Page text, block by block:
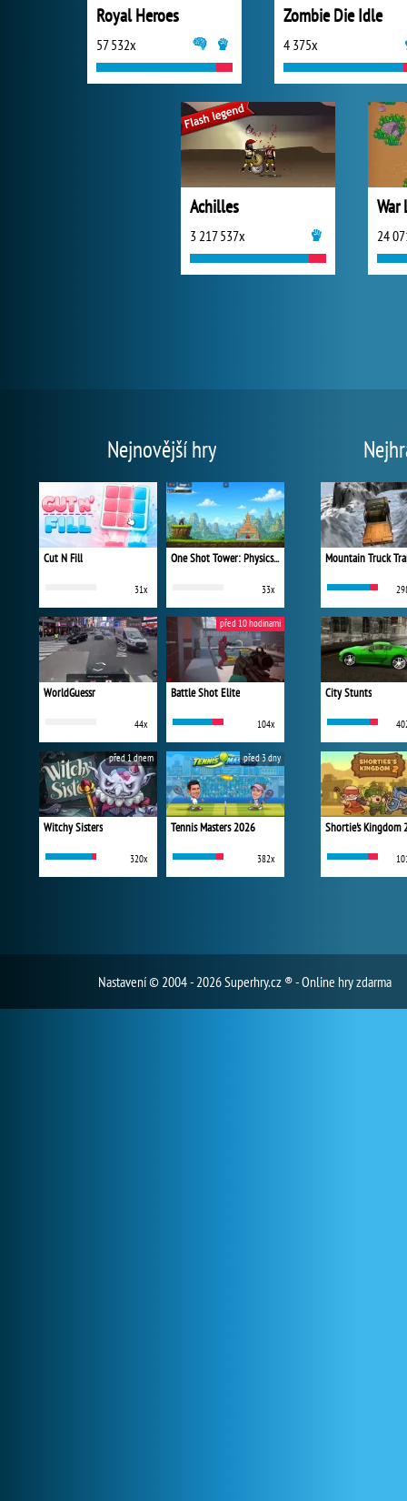
Royal Heroes
57 532x
Zombie Die Idle
4 375x
Achilles
3 217 537x
War
24
Nejnovější hry
Cut N Fill
31x
One Shot Tower: Physics Destroyer
33x
WorldGuessr
44x
Battle Shot Elite
104x
před 10 hodinami
Witchy Sisters
320x
před 1 dnem
Tennis Masters 2026
382x
před 3 dny
Mountain Truck
City Stunts
Shortie's Kingdom
Nastavení© 2004 - 2026 Superhry.cz ® - Online hry zdarma